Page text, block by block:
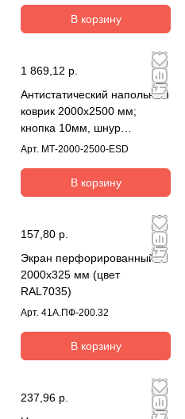
В корзину
1 869,12 р.
Антистатический напольный
коврик 2000x2500 мм;
кнопка 10мм, шнур
заземления
Арт. МТ-2000-2500-ESD
В корзину
157,80 р.
Экран перфорированный
2000х325 мм (цвет
RAL7035)
Арт. 41А.ПФ-200.32
В корзину
237,96 р.